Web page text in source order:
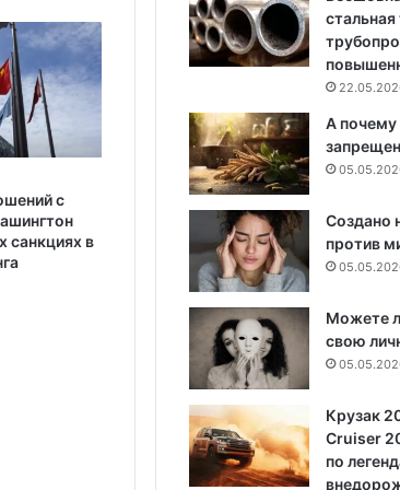
Совета
с
санкциях в
стальная
А почему
Создано
против
Можете
свою
Крузак
Cruiser
по